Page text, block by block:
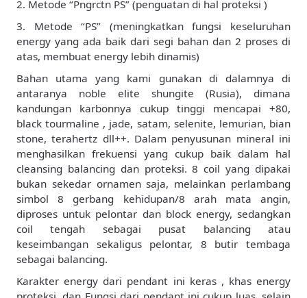
2. Metode “Pngrctn PS” (penguatan di hal proteksi )
3. Metode “PS” (meningkatkan fungsi keseluruhan
energy yang ada baik dari segi bahan dan 2 proses di
atas, membuat energy lebih dinamis)
Bahan utama yang kami gunakan di dalamnya di
antaranya noble elite shungite (Rusia), dimana
kandungan karbonnya cukup tinggi mencapai +80,
black tourmaline , jade, satam, selenite, lemurian, bian
stone, terahertz dll++. Dalam penyusunan mineral ini
menghasilkan frekuensi yang cukup baik dalam hal
cleansing balancing dan proteksi. 8 coil yang dipakai
bukan sekedar ornamen saja, melainkan perlambang
simbol 8 gerbang kehidupan/8 arah mata angin,
diproses untuk pelontar dan block energy, sedangkan
coil tengah sebagai pusat balancing atau
keseimbangan sekaligus pelontar, 8 butir tembaga
sebagai balancing.
Karakter energy dari pendant ini keras , khas energy